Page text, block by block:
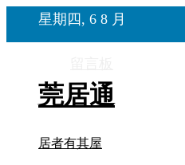
星期四, 6 8 月
莞居通
居者有其屋